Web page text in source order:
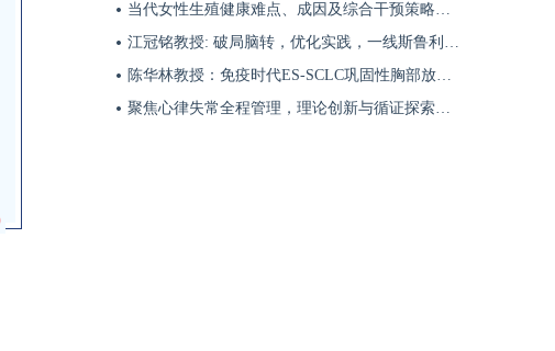
当代女性生殖健康难点、成因及综合干预策略——魏晗
江冠铭教授: 破局脑转，优化实践，一线斯鲁利单抗联合化疗为小细胞肺癌脑转移患者带来颅内与全身双重获益
陈华林教授：免疫时代ES-SCLC巩固性胸部放疗再添真实世界循证依据——cTRT可独立改善患者生存获益
聚焦心律失常全程管理，理论创新与循证探索共筑诊疗新格局